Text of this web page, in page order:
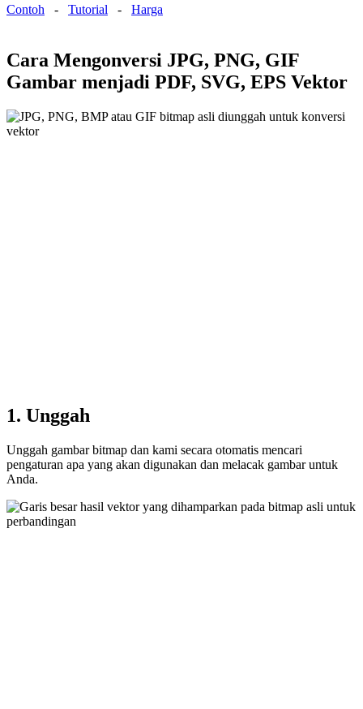
Contoh - Tutorial - Harga
Cara Mengonversi JPG, PNG, GIF
Gambar menjadi PDF, SVG, EPS Vektor
1. Unggah
Unggah gambar bitmap dan kami secara otomatis mencari
pengaturan apa yang akan digunakan dan melacak gambar untuk
Anda.